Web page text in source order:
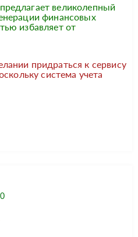
великолепный
финансовых
избавляет от
придраться к сервису
система учета